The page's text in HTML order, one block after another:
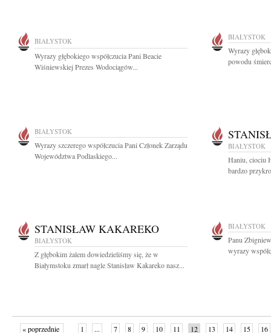
BIAŁYSTOK
Wyrazy głębokiego współczucia Pani Beacie
Wiśniewskiej Prezes Wodociągów...
BIAŁYSTOK
Wyrazy
powodu
BIAŁYSTOK
Wyrazy szczerego współczucia Pani Członek Zarządu
Województwa Podlaskiego...
BIAŁYSTOK
Haniu, ciociu
bardzo
STANISŁAW KAKAREKO
BIAŁYSTOK
Z głębokim żalem dowiedzieliśmy się, że w
Białymstoku zmarł nagle Stanisław Kakareko nasz...
BIAŁYSTOK
Panu
wyrazy
« poprzednie 1 ... 7 8 9 10 11 12 13 14 15 16